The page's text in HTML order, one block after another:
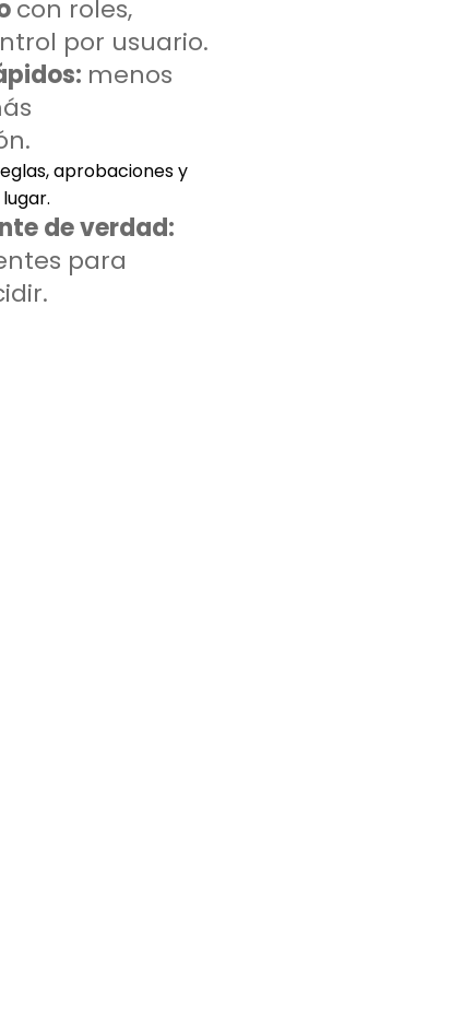
con roles,
por usuario.
menos
eglas, aprobaciones y
de verdad:
para